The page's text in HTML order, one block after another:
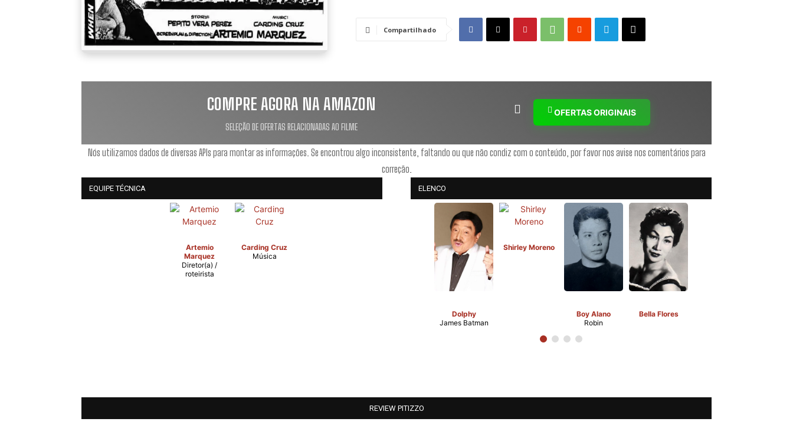
Compartilhado
COMPRE AGORA NA AMAZON
SELEÇÃO DE OFERTAS RELACIONADAS AO FILME
OFERTAS ORIGINAIS
Nós utilizamos dados de diversas APIs para montar as informações. Se encontrou algo inconsistente, faltando ou que não condiz com o conteúdo, por favor nos avise nos comentários para
correção.
EQUIPE TÉCNICA
Artemio
Marquez
Diretor(a) /
roteirista
Carding Cruz
Música
ELENCO
Dolphy
James Batman
Shirley Moreno
Boy Alano
Robin
Bella Flores
REVIEW PITIZZO